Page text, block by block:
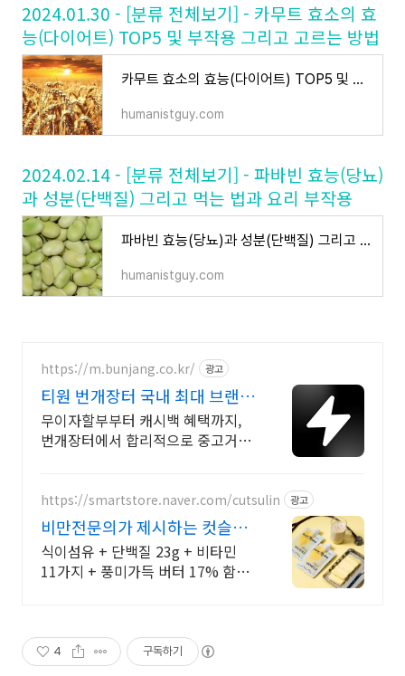
2024.01.30 - [분류 전체보기] - 카무트 효소의 효
능(다이어트) TOP5 및 부작용 그리고 고르는 방법
카무트 효소의 효능(다이어트) TOP5 및 부작용 그리고 고르는 방법
humanistguy.com
2024.02.14 - [분류 전체보기] - 파바빈 효능(당뇨)
과 성분(단백질) 그리고 먹는 법과 요리 부작용
파바빈 효능(당뇨)과 성분(단백질) 그리고 먹는 법과 요리 부작용
humanistguy.com
https://m.bunjang.co.kr/ 광고
티원 번개장터 국내 최대 브랜드
중고거래
무이자할부부터 캐시백 혜택까지,
번개장터에서 합리적으로 중고거래
신규 상품 업로드
https://smartstore.naver.com/cutsulin 광고
비만전문의가 제시하는 컷슬린
신상 1+1 특가
식이섬유 + 단백질 23g + 비타민
11가지 + 풍미가득 버터 17% 함유!
4 구독하기